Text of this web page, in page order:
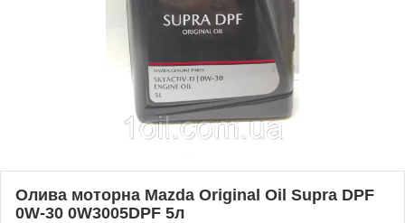
Олива моторна Mazda Original Oil Supra DPF
0W-30 0W3005DPF 5л